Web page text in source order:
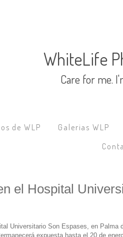
de WLP Galerias WLP
el Hospital
Universitario Son Espases, en
expuesta hasta el 20 de